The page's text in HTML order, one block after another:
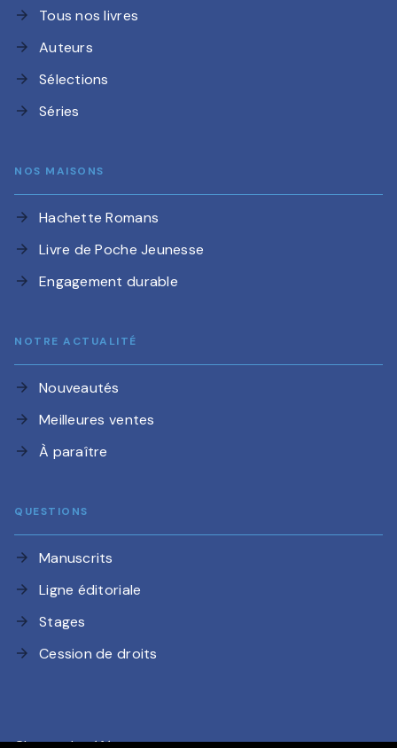
arrow_forward Tous nos livres
arrow_forward Auteurs
arrow_forward Sélections
arrow_forward Séries
NOS MAISONS
arrow_forward Hachette Romans
arrow_forward Livre de Poche Jeunesse
arrow_forward Engagement durable
NOTRE ACTUALITÉ
arrow_forward Nouveautés
arrow_forward Meilleures ventes
arrow_forward À paraître
QUESTIONS
arrow_forward Manuscrits
arrow_forward Ligne éditoriale
arrow_forward Stages
arrow_forward Cession de droits